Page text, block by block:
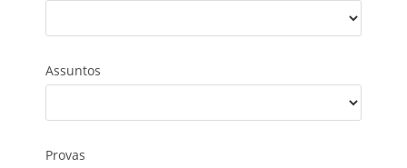
Assuntos
Provas